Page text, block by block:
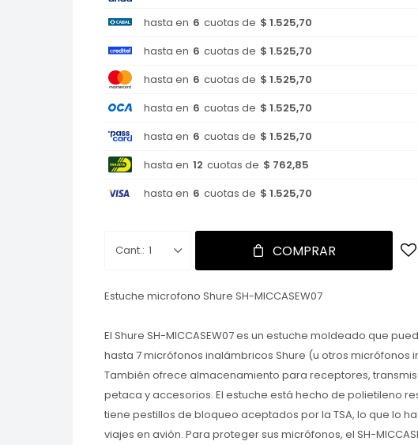
hasta en 6 cuotas de $ 1.525,70
hasta en 6 cuotas de $ 1.525,70
hasta en 6 cuotas de $ 1.525,70
hasta en 6 cuotas de $ 1.525,70
hasta en 6 cuotas de $ 1.525,70
hasta en 12 cuotas de $ 762,85
hasta en 6 cuotas de $ 1.525,70
1 COMPRAR
Estuche microfono Shure SH-MICCASEW07
El Shure SH-MICCASEW07 es un estuche moldeado que
hasta 7 micrófonos inalámbricos Shure (u otros micrófonos
También ofrece almacenamiento para receptores,
petaca y accesorios. El estuche está hecho de polietileno
tiene pestillos de bloqueo aceptados por la TSA, lo que lo
viajes en avión. Para proteger sus micrófonos, el SH-